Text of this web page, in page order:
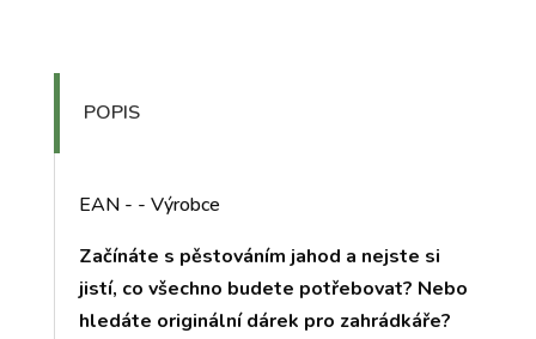
POPIS
EAN - - Výrobce
Začínáte s pěstováním jahod a nejste si
jistí, co všechno budete potřebovat? Nebo
hledáte originální dárek pro zahrádkáře?